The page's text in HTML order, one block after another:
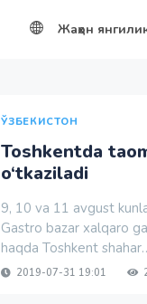
Жаҳон
ЎЗБЕКИСТОН
Toshkentda
o‘tkaziladi
9, 10 va 11 avgust
Gastro bazar xalqaro
haqda Toshkent
2019-07-31 19:01